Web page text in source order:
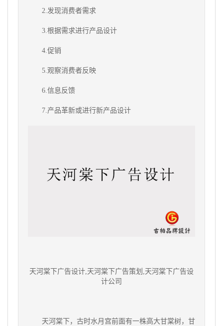
2.发现消费者需求
3.根据需求进行产品设计
4.促销
5.观察消费者反映
6.信息反馈
7.产品革新或进行新产品设计
天河棠下广告设计,天河棠下广告策划,天河棠下广告设
计公司
天河棠下，古时水月宫前面有一株高大甘棠树，甘